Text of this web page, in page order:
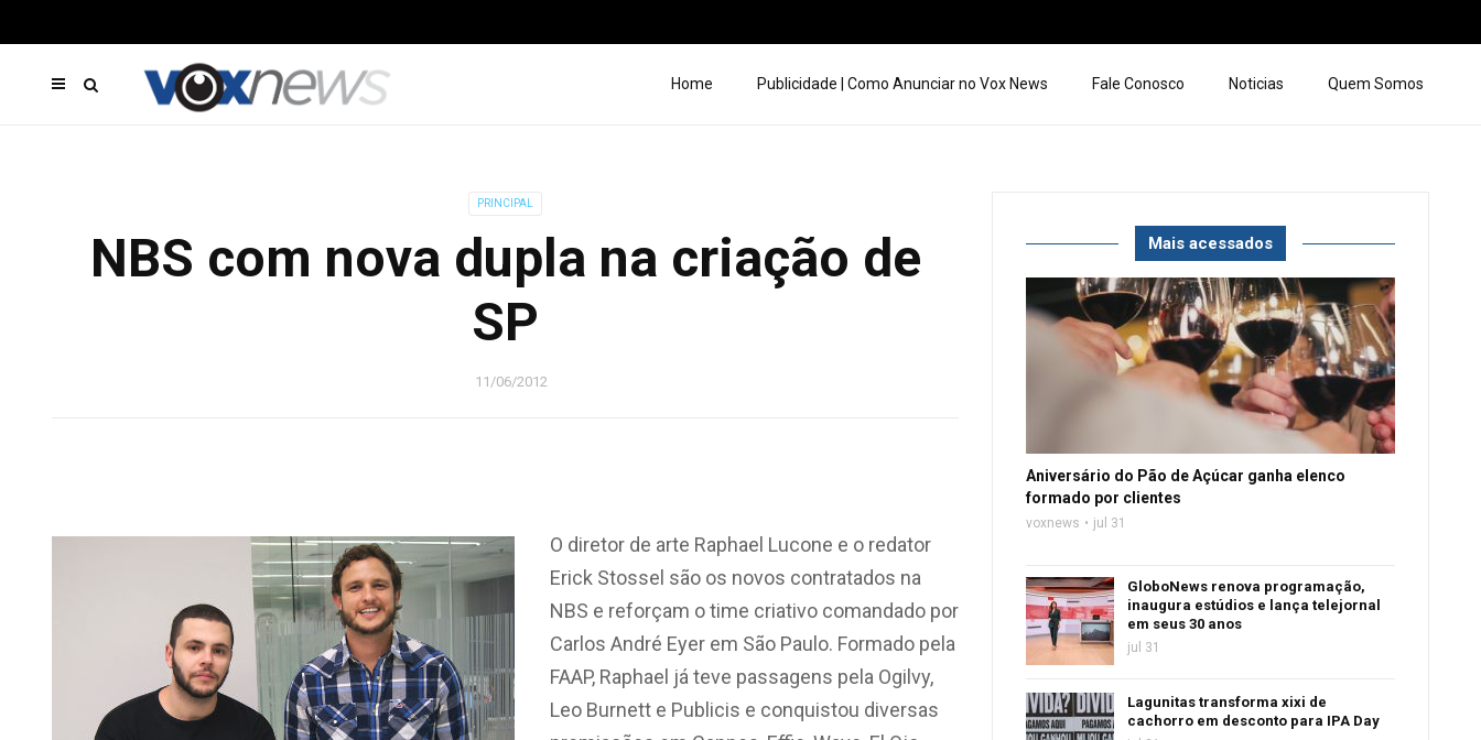
Home Publicidade | Como Anunciar no Vox News Fale Conosco Noticias Quem Somos
PRINCIPAL
NBS com nova dupla na criação de
SP
11/06/2012
O diretor de arte Raphael Lucone e o redator
Erick Stossel são os novos contratados na
NBS e reforçam o time criativo comandado por
Carlos André Eyer em São Paulo. Formado pela
FAAP, Raphael já teve passagens pela Ogilvy,
Leo Burnett e Publicis e conquistou diversas
Mais acessados
Aniversário do Pão de Açúcar ganha elenco
formado por clientes
voxnews jul 31
GloboNews renova programação,
inaugura estúdios e lança telejornal
em seus 30 anos
jul 31
Lagunitas transforma xixi de
cachorro em desconto para IPA Day